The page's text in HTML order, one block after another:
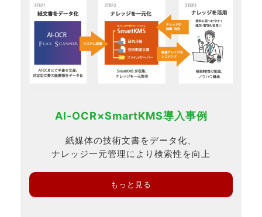
AI-OCR×SmartKMS導入事例
紙媒体の技術文書をデータ化、
ナレッジ一元管理により検索性を向上
もっと見る